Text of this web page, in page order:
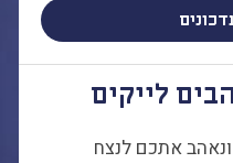
לייקים
ונאהב אתכם לנצח